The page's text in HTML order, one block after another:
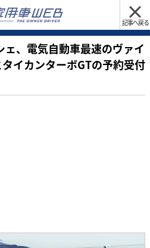
記事へ戻る
、電気自動車最速のヴァイ
イカンターボGTの予約受付